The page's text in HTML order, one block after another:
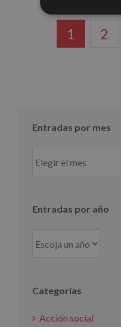
1 2
Entradas por mes
por
Entradas por año
Categorías
Acción social